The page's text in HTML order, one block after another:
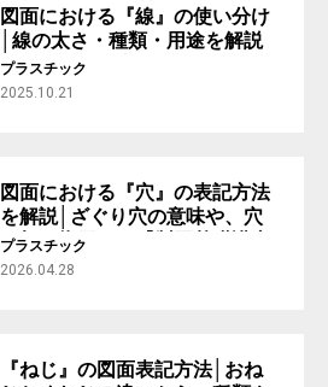
図面における『線』の使い分け
│線の太さ・種類・用途を解説
【製図基礎講座 #2】
プラスチック
2025.10.21
図面における『穴』の表記方法
を解説│ざぐり穴の意味や、穴
の加工指示まで【製図基礎講座
#4】
プラスチック
2026.04.28
『ねじ』の図面表記方法│おね